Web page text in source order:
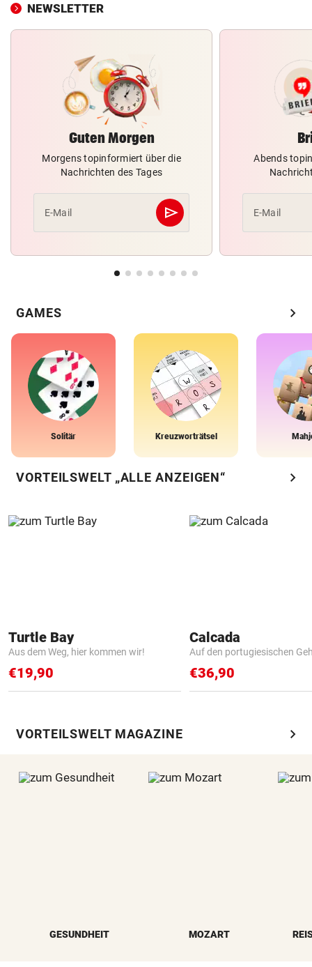
NEWSLETTER
Guten Morgen
Morgens topinformiert über die
Nachrichten des Tages
E-Mail send
Abschicken
Abends
E-Mail
GAMES chevron_right
Solitär Kreuzworträtsel
VORTEILSWELT „ALLE ANZEIGEN“ chevron_right
Turtle Bay
Aus dem Weg, hier kommen wir!
€19,90
Calcada
Auf den portugiesischen
€36,90
VORTEILSWELT MAGAZINE chevron_right
GESUNDHEIT MOZART